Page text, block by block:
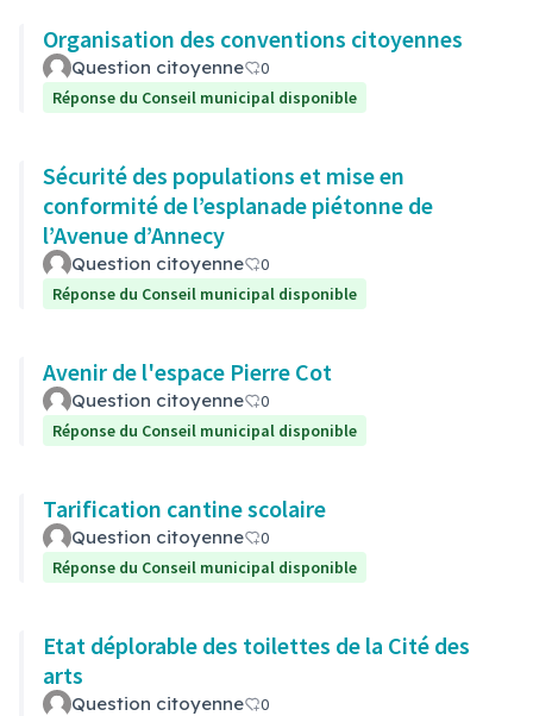
Organisation des conventions citoyennes
Question citoyenne
0
Réponse du Conseil municipal disponible
Sécurité des populations et mise en
conformité de l’esplanade piétonne de
l’Avenue d’Annecy
Question citoyenne
0
Réponse du Conseil municipal disponible
Avenir de l'espace Pierre Cot
Question citoyenne
0
Réponse du Conseil municipal disponible
Tarification cantine scolaire
Question citoyenne
0
Réponse du Conseil municipal disponible
Etat déplorable des toilettes de la Cité des
arts
Question citoyenne
0